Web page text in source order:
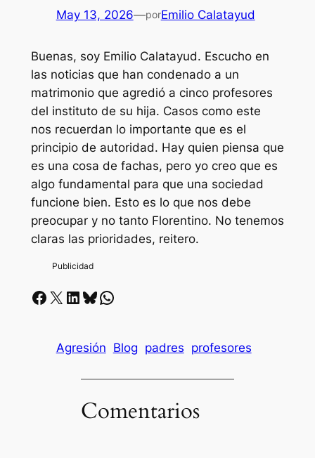
May 13, 2026—porEmilio Calatayud
Buenas, soy Emilio Calatayud. Escucho en
las noticias que han condenado a un
matrimonio que agredió a cinco profesores
del instituto de su hija. Casos como este
nos recuerdan lo importante que es el
principio de autoridad. Hay quien piensa que
es una cosa de fachas, pero yo creo que es
algo fundamental para que una sociedad
funcione bien. Esto es lo que nos debe
preocupar y no tanto Florentino. No tenemos
claras las prioridades, reitero.
Facebook X LinkedIn Bluesky Whatsapp
Agresión Blog padres profesores
Comentarios